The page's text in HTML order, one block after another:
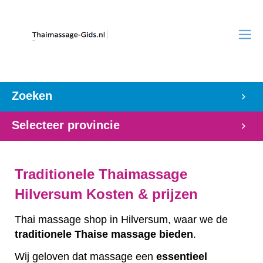
Zoeken
Selecteer provincie
Traditionele Thaimassage
Hilversum Kosten & prijzen
Thai massage shop in Hilversum, waar we de
traditionele Thaise massage bieden.
Wij geloven dat massage een essentieel